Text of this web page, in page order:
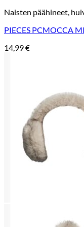
Naisten päähineet,
PIECES PCMOCCA
14,99€